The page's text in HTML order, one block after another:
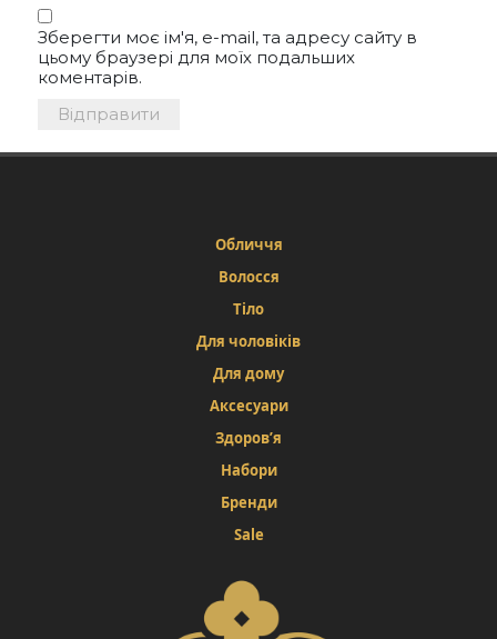
Зберегти моє ім'я, e-mail, та адресу сайту в
цьому браузері для моїх подальших
коментарів.
Обличчя
Волосся
Тіло
Для чоловіків
Для дому
Аксесуари
Здоров’я
Набори
Бренди
Sale